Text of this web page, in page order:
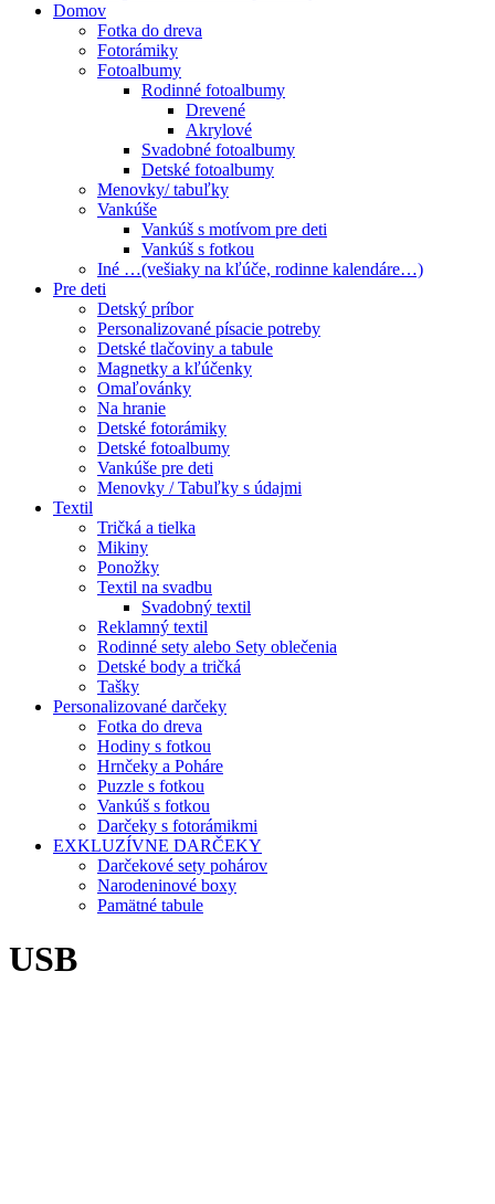
Domov
Fotka do dreva
Fotorámiky
Fotoalbumy
Rodinné fotoalbumy
Drevené
Akrylové
Svadobné fotoalbumy
Detské fotoalbumy
Menovky/ tabuľky
Vankúše
Vankúš s motívom pre deti
Vankúš s fotkou
Iné …(vešiaky na kľúče, rodinne kalendáre…)
Pre deti
Detský príbor
Personalizované písacie potreby
Detské tlačoviny a tabule
Magnetky a kľúčenky
Omaľovánky
Na hranie
Detské fotorámiky
Detské fotoalbumy
Vankúše pre deti
Menovky / Tabuľky s údajmi
Textil
Tričká a tielka
Mikiny
Ponožky
Textil na svadbu
Svadobný textil
Reklamný textil
Rodinné sety alebo Sety oblečenia
Detské body a tričká
Tašky
Personalizované darčeky
Fotka do dreva
Hodiny s fotkou
Hrnčeky a Poháre
Puzzle s fotkou
Vankúš s fotkou
Darčeky s fotorámikmi
EXKLUZÍVNE DARČEKY
Darčekové sety pohárov
Narodeninové boxy
Pamätné tabule
USB